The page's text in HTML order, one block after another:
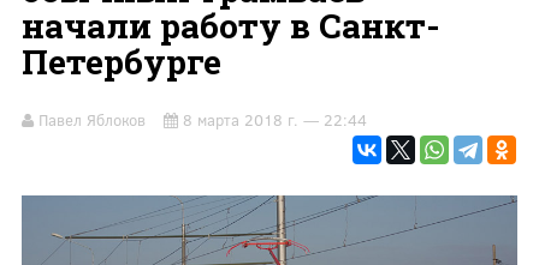
начали работу в Санкт-
Петербурге
Павел Яблоков 8 марта 2018 г. — 22:44